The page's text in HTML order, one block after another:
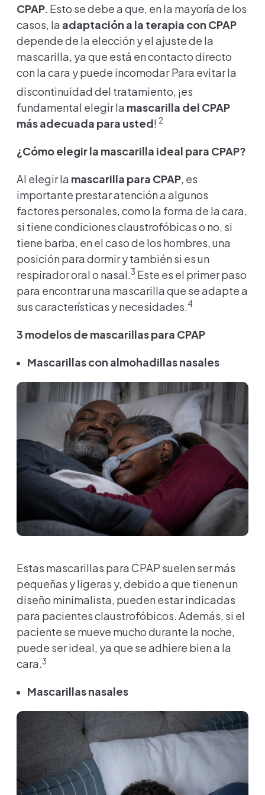
CPAP. Esto se debe a que, en la mayoría de los
casos, la adaptación a la terapia con CPAP
depende de la elección y el ajuste de la
mascarilla, ya que está en contacto directo
con la cara y puede incomodar. Para evitar la
discontinuidad del tratamiento, ¡es
fundamental elegir la mascarilla del CPAP
más adecuada para usted! 2
¿Cómo elegir la mascarilla ideal para CPAP?
Al elegir la mascarilla para CPAP, es
importante prestar atención a algunos
factores personales, como la forma de la cara,
si tiene condiciones claustrofóbicas o no, si
tiene barba, en el caso de los hombres, una
posición para dormir y también si es un
respirador oral o nasal.3 Este es el primer paso
para encontrar una mascarilla que se adapte a
sus características y necesidades.4
3 modelos de mascarillas para CPAP
Mascarillas con almohadillas nasales
Estas mascarillas para CPAP suelen ser más
pequeñas y ligeras y, debido a que tienen un
diseño minimalista, pueden estar indicadas
para pacientes claustrofóbicos. Además, si el
paciente se mueve mucho durante la noche,
puede ser ideal, ya que se adhiere bien a la
cara.3
Mascarillas nasales